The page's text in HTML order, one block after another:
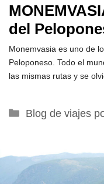
del
Monemvasia es uno de
Peloponeso. Todo el
las mismas rutas y se
Categorías
Blog de viajes